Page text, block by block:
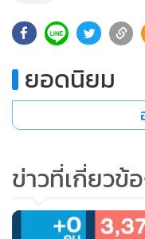
ยอดนิยม
ข่าวที่เกี่ยวข้